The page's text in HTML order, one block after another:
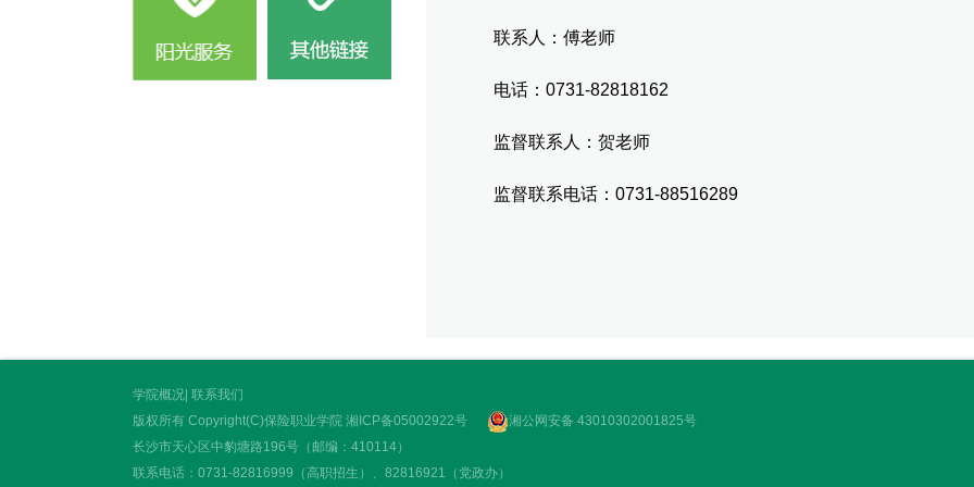
联系人：傅老师
电话：0731-82818162
监督联系人：贺老师
监督联系电话：0731-88516289
学院概况 联系我们
版权所有 Copyright(C)保险职业学院 湘ICP备05002922号
湘公网安备 43010302001825号
长沙市天心区中豹塘路196号（邮编：410114）
联系电话：0731-82816999（高职招生）、82816921（党政办）